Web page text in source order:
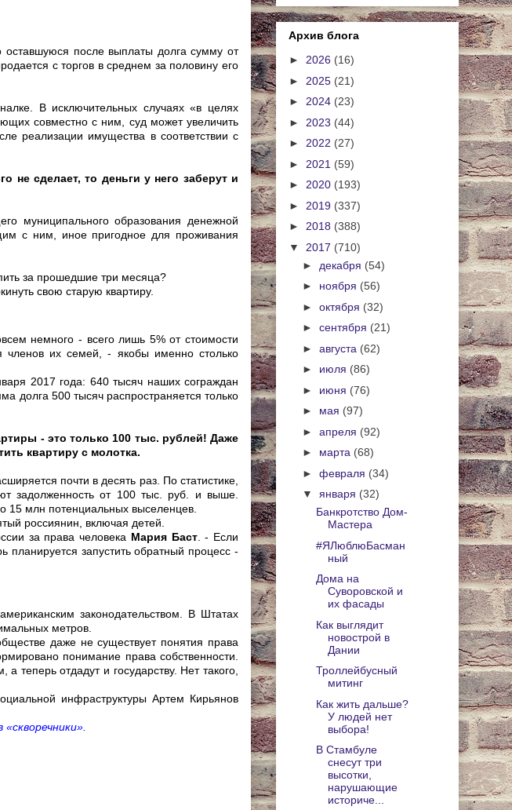
оставшуюся после выплаты долга сумму от
с торгов в среднем за половину его
В исключительных случаях «в целях
совместно с ним, суд может увеличить
реализации имущества в соответствии с
не сделает, то деньги у него заберут и
муниципального образования денежной
с ним, иное пригодное для проживания
за прошедшие три месяца?
свою старую квартиру.
немного - всего лишь 5% от стоимости
членов их семей, - якобы именно столько
2017 года: 640 тысяч наших сограждан
долга 500 тысяч распространяется только
- это только 100 тыс. рублей! Даже
квартиру с молотка.
почти в десять раз. По статистике,
задолженность от 100 тыс. руб. и выше.
15 млн потенциальных выселенцев.
россиянин, включая детей.
за права человека Мария Баст. - Если
запустить обратный процесс -
законодательством. В Штатах
метров.
даже не существует понятия права
понимание права собственности.
теперь отдадут и государству. Нет такого,
инфраструктуры Артем Кирьянов
Архив блога
► 2026 (16)
► 2025 (21)
► 2024 (23)
► 2023 (44)
► 2022 (27)
► 2021 (59)
► 2020 (193)
► 2019 (337)
► 2018 (388)
▼ 2017 (710)
► декабря (54)
► ноября (56)
► октября (32)
► сентября (21)
► августа (62)
► июля (86)
► июня (76)
► мая (97)
► апреля (92)
► марта (68)
► февраля (34)
▼ января (32)
Банкротство Дом-
Мастера
#ЯЛюблюБасман
ный
Дома на
Суворовской и
их фасады
Как выглядит
новострой в
Дании
Троллейбусный
митинг
Как жить дальше?
У людей нет
выбора!
В Стамбуле
снесут три
высотки,
нарушающие
историче...